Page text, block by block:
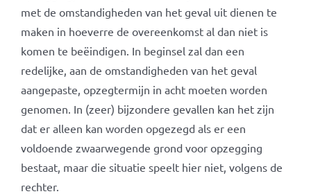
met de omstandigheden van het geval uit dienen te
maken in hoeverre de overeenkomst al dan niet is
komen te beëindigen. In beginsel zal dan een
redelijke, aan de omstandigheden van het geval
aangepaste, opzegtermijn in acht moeten worden
genomen. In (zeer) bijzondere gevallen kan het zijn
dat er alleen kan worden opgezegd als er een
voldoende zwaarwegende grond voor opzegging
bestaat, maar die situatie speelt hier niet, volgens de
rechter.